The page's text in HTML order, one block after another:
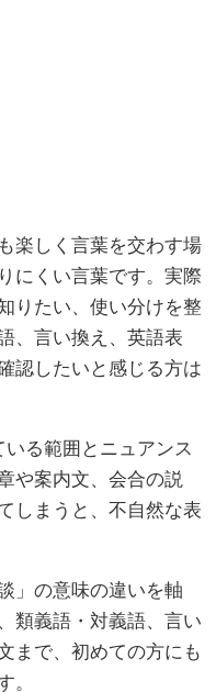
楽しく言葉を交わす場
にくい言葉です。実際
りたい、使い分けを整
、言い換え、英語表
認したいと感じる方は
る範囲とニュアンス
や案内文、会合の説
しまうと、不自然な表
」の意味の違いを軸
類義語・対義語、言い
まで、初めての方にも
。